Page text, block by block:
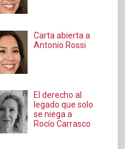
Carta abierta a
Antonio Rossi
El derecho al
legado que solo
se niega a
Rocío Carrasco